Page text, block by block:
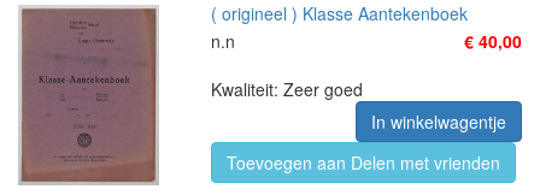
( origineel ) Klasse Aantekenboek
n.n
€ 40,00
Kwaliteit: Zeer goed
In winkelwagentje
Toevoegen aan Delen met vrienden